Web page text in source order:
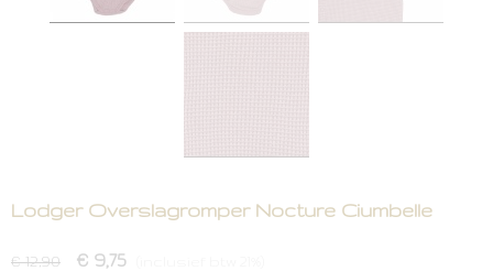
Lodger Overslagromper Nocture Ciumbelle
€ 12,90 € 9,75